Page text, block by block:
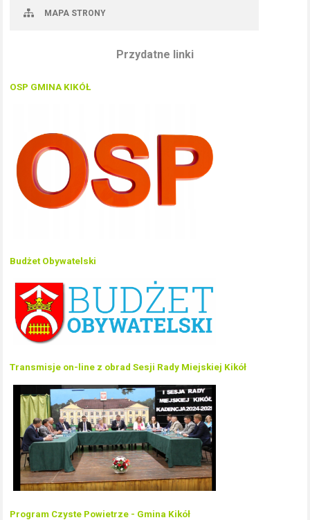
MAPA STRONY
Przydatne linki
OSP GMINA KIKÓŁ
Budżet Obywatelski
Transmisje on-line z obrad Sesji Rady Miejskiej Kikół
Program Czyste Powietrze - Gmina Kikół